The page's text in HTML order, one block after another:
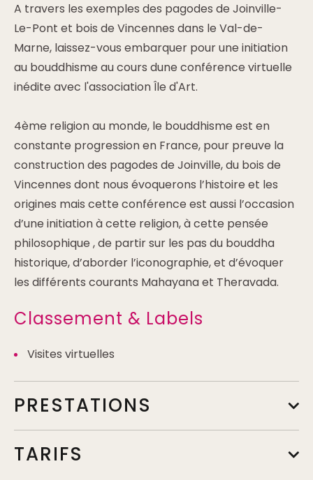
A travers les exemples des pagodes de Joinville-
Le-Pont et bois de Vincennes dans le Val-de-
Marne, laissez-vous embarquer pour une initiation
au bouddhisme au cours dune conférence virtuelle
inédite avec l'association Île d'Art.
4ème religion au monde, le bouddhisme est en
constante progression en France, pour preuve la
construction des pagodes de Joinville, du bois de
Vincennes dont nous évoquerons l’histoire et les
origines mais cette conférence est aussi l’occasion
d’une initiation à cette religion, à cette pensée
philosophique , de partir sur les pas du bouddha
historique, d’aborder l’iconographie, et d’évoquer
les différents courants Mahayana et Theravada.
Classement & Labels
Visites virtuelles
PRESTATIONS
TARIFS